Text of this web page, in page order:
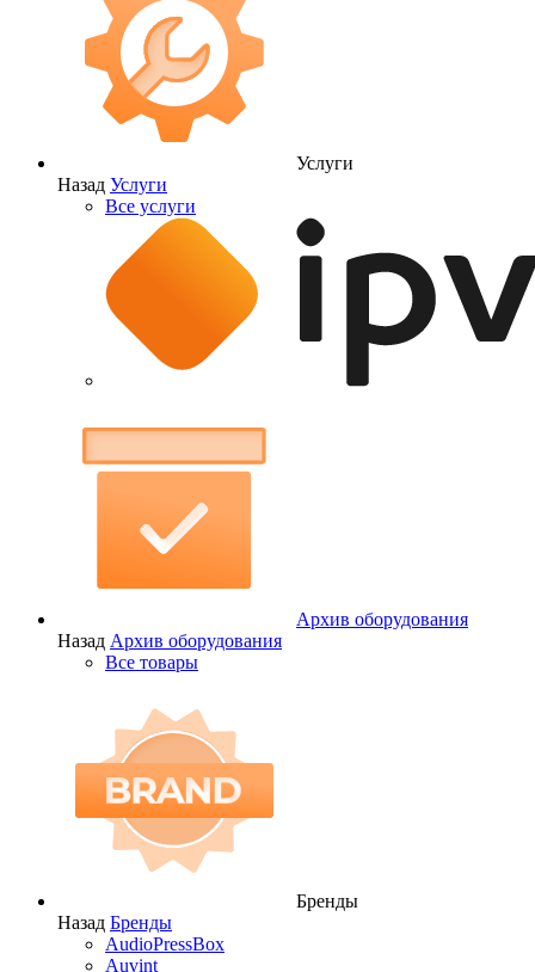
Услуги
Назад Услуги
Все услуги
Архив оборудования
Назад Архив оборудования
Все товары
Бренды
Назад Бренды
AudioPressBox
Auvint